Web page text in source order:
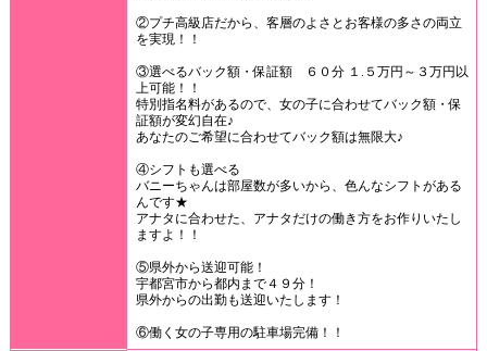
②プチ高級店だから、客層のよさとお客様の多さの両立
を実現！！
③選べるバック額・保証額 ６０分 １.５万円～３万円以
上可能！！
特別指名料があるので、女の子に合わせてバック額・保
証額が変幻自在♪
あなたのご希望に合わせてバック額は無限大♪
④シフトも選べる
バニーちゃんは部屋数が多いから、色んなシフトがある
んです★
アナタに合わせた、アナタだけの働き方をお作りいたし
ますよ！！
⑤県外から送迎可能！
宇都宮市から都内まで４９分！
県外からの出勤も送迎いたします！
⑥働く女の子専用の駐車場完備！！